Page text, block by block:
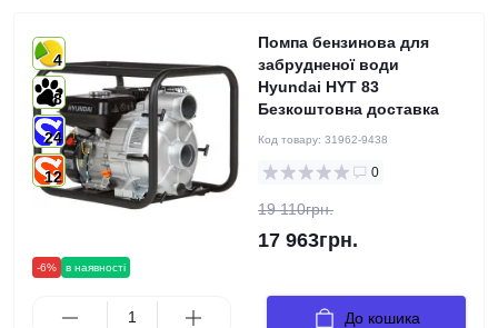
-6% в наявності
4
8
24
12
Помпа бензинова для
забрудненої води
Hyundai HYT 83
Безкоштовна доставка
Код товару: 31962-9438
0
19 110грн.
17 963грн.
До кошика